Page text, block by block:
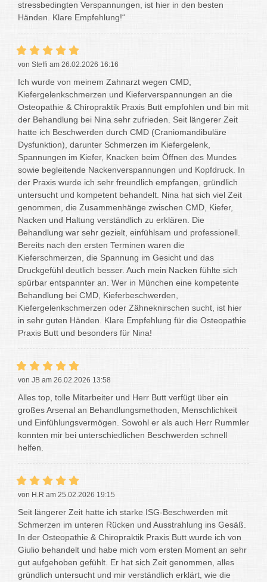
stressbedingten Verspannungen, ist hier in den besten
Händen. Klare Empfehlung!“
von Steffi am 26.02.2026 16:16
Ich wurde von meinem Zahnarzt wegen CMD,
Kiefergelenkschmerzen und Kieferverspannungen an die
Osteopathie & Chiropraktik Praxis Butt empfohlen und bin mit
der Behandlung bei Nina sehr zufrieden. Seit längerer Zeit
hatte ich Beschwerden durch CMD (Craniomandibuläre
Dysfunktion), darunter Schmerzen im Kiefergelenk,
Spannungen im Kiefer, Knacken beim Öffnen des Mundes
sowie begleitende Nackenverspannungen und Kopfdruck. In
der Praxis wurde ich sehr freundlich empfangen, gründlich
untersucht und kompetent behandelt. Nina hat sich viel Zeit
genommen, die Zusammenhänge zwischen CMD, Kiefer,
Nacken und Haltung verständlich zu erklären. Die
Behandlung war sehr gezielt, einfühlsam und professionell.
Bereits nach den ersten Terminen waren die
Kieferschmerzen, die Spannung im Gesicht und das
Druckgefühl deutlich besser. Auch mein Nacken fühlte sich
spürbar entspannter an. Wer in München eine kompetente
Behandlung bei CMD, Kieferbeschwerden,
Kiefergelenkschmerzen oder Zähneknirschen sucht, ist hier
in sehr guten Händen. Klare Empfehlung für die Osteopathie
Praxis Butt und besonders für Nina!
von JB am 26.02.2026 13:58
Alles top, tolle Mitarbeiter und Herr Butt verfügt über ein
großes Arsenal an Behandlungsmethoden, Menschlichkeit
und Einfühlungsvermögen. Sowohl er als auch Herr Rummler
konnten mir bei unterschiedlichen Beschwerden schnell
helfen.
von H.R am 25.02.2026 19:15
Seit längerer Zeit hatte ich starke ISG-Beschwerden mit
Schmerzen im unteren Rücken und Ausstrahlung ins Gesäß.
In der Osteopathie & Chiropraktik Praxis Butt wurde ich von
Giulio behandelt und habe mich vom ersten Moment an sehr
gut aufgehoben gefühlt. Er hat sich Zeit genommen, alles
gründlich untersucht und mir verständlich erklärt, wie die